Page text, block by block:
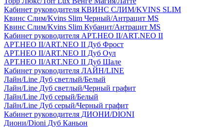
Кабинет руководителя КВИНС СЛИМ/KVINS SLIM
Квинс Слим/Kvins Slim Черный/Антрацит MS
Квинс Слим/Kvins Slim Кубанит/Антрацит MS
Кабинет руководителя АРТ.НЕО II/ART.NEO II
АРТ.НЕО II/ART.NEO II Дуб Фрост
АРТ.НЕО II/ART.NEO II Дуб Оул
АРТ.НЕО II/ART.NEO II Дуб Шале
Кабинет руководителя ЛАЙН/LINE
Лайн/Line Дуб светлый/Белый
Лайн/Line Дуб светлый/Черный графит
Лайн/Line Дуб серый/Белый
Лайн/Line Дуб серый/Черный графит
Кабинет руководителя ДИОНИ/DIONI
Диони/Dioni Дуб Каньон